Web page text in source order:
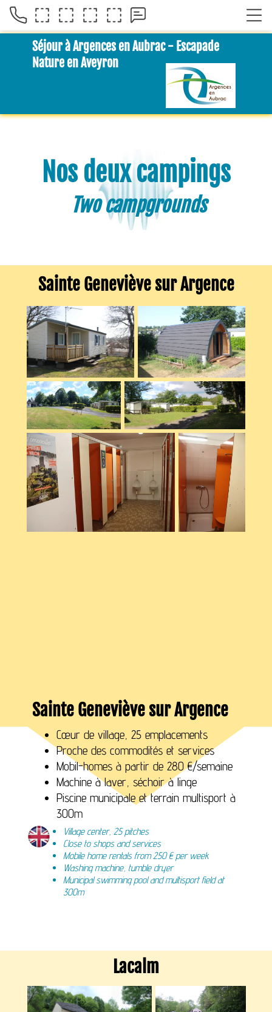
Nos deux campings
Two campgrounds
Séjour à Argences en Aubrac - Escapade
Nature en Aveyron
Sainte Geneviève sur Argence
Cœur de village, 25 emplacements
Proche des commodités et services
Mobil-homes à partir de 280 €/semaine
Machine à laver, séchoir à linge
Piscine municipale et terrain multisport à
300m
Lacalm
Sainte Geneviève sur Argence
Village center, 25 pitches
Close to shops and services
Mobile home rentals from 250 € per week
Washing machine, tumble dryer
Municipal swimming pool and multisport field at
300m